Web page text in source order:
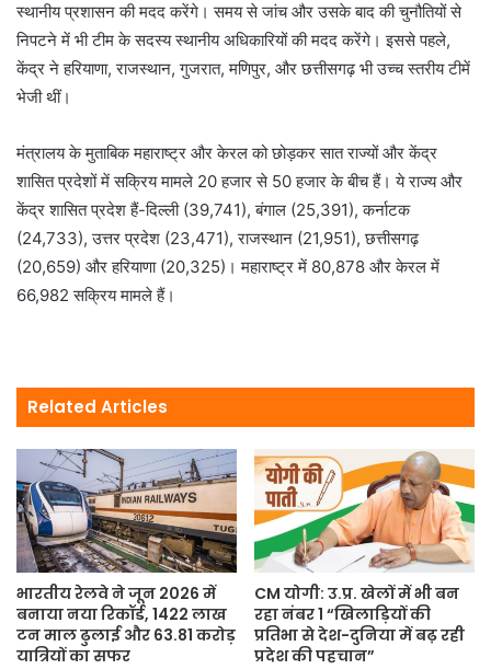
स्थानीय प्रशासन की मदद करेंगे। समय से जांच और उसके बाद की चुनौतियों से
निपटने में भी टीम के सदस्य स्थानीय अधिकारियों की मदद करेंगे। इससे पहले,
केंद्र ने हरियाणा, राजस्थान, गुजरात, मणिपुर, और छत्तीसगढ़ भी उच्च स्तरीय टीमें
भेजी थीं।
मंत्रालय के मुताबिक महाराष्ट्र और केरल को छोड़कर सात राज्यों और केंद्र
शासित प्रदेशों में सक्रिय मामले 20 हजार से 50 हजार के बीच हैं। ये राज्य और
केंद्र शासित प्रदेश हैं-दिल्ली (39,741), बंगाल (25,391), कर्नाटक
(24,733), उत्तर प्रदेश (23,471), राजस्थान (21,951), छत्तीसगढ़
(20,659) और हरियाणा (20,325)। महाराष्ट्र में 80,878 और केरल में
66,982 सक्रिय मामले हैं।
Related Articles
भारतीय रेलवे ने जून 2026 में
बनाया नया रिकॉर्ड, 1422 लाख
टन माल ढुलाई और 63.81 करोड़
यात्रियों का सफर
CM योगी: उ.प्र. खेलों में भी बन
रहा नंबर 1 “खिलाड़ियों की
प्रतिभा से देश-दुनिया में बढ़ रही
प्रदेश की पहचान”